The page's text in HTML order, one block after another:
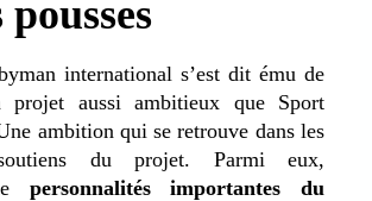
international s’est dit ému de
projet aussi ambitieux que Sport
ambition qui se retrouve dans les
du projet. Parmi eux,
personnalités importantes du